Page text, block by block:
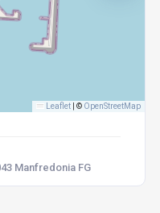
Leaflet © OpenStreetMap
Manfredonia FG